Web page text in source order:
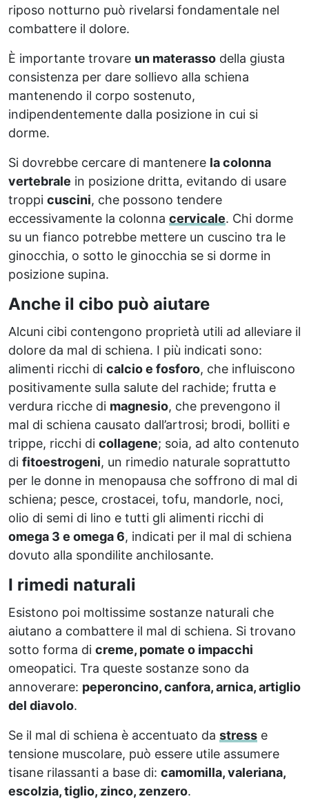
riposo notturno può rivelarsi fondamentale nel
combattere il dolore.
È importante trovare un materasso della giusta
consistenza per dare sollievo alla schiena
mantenendo il corpo sostenuto,
indipendentemente dalla posizione in cui si
dorme.
Si dovrebbe cercare di mantenere la colonna
vertebrale in posizione dritta, evitando di usare
troppi cuscini, che possono tendere
eccessivamente la colonna cervicale. Chi dorme
su un fianco potrebbe mettere un cuscino tra le
ginocchia, o sotto le ginocchia se si dorme in
posizione supina.
Anche il cibo può aiutare
Alcuni cibi contengono proprietà utili ad alleviare il
dolore da mal di schiena. I più indicati sono:
alimenti ricchi di calcio e fosforo, che influiscono
positivamente sulla salute del rachide; frutta e
verdura ricche di magnesio, che prevengono il
mal di schiena causato dall’artrosi; brodi, bolliti e
trippe, ricchi di collagene; soia, ad alto contenuto
di fitoestrogeni, un rimedio naturale soprattutto
per le donne in menopausa che soffrono di mal di
schiena; pesce, crostacei, tofu, mandorle, noci,
olio di semi di lino e tutti gli alimenti ricchi di
omega 3 e omega 6, indicati per il mal di schiena
dovuto alla spondilite anchilosante.
I rimedi naturali
Esistono poi moltissime sostanze naturali che
aiutano a combattere il mal di schiena. Si trovano
sotto forma di creme, pomate o impacchi
omeopatici. Tra queste sostanze sono da
annoverare: peperoncino, canfora, arnica, artiglio
del diavolo.
Se il mal di schiena è accentuato da stress e
tensione muscolare, può essere utile assumere
tisane rilassanti a base di: camomilla, valeriana,
escolzia, tiglio, zinco, zenzero.